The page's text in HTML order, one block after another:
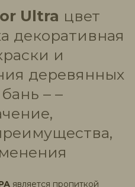
Ultra цвет
декоративная
и
деревянных
– –
является пропиткой